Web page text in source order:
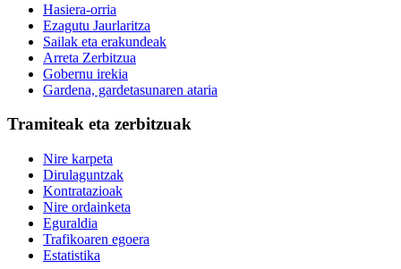
Hasiera-orria
Ezagutu Jaurlaritza
Sailak eta erakundeak
Arreta Zerbitzua
Gobernu irekia
Gardena, gardetasunaren ataria
Tramiteak eta zerbitzuak
Nire karpeta
Dirulaguntzak
Kontratazioak
Nire ordainketa
Eguraldia
Trafikoaren egoera
Estatistika